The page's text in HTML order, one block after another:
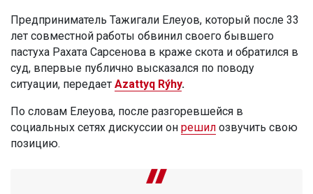
Предприниматель Тажигали Елеуов, который после 33
лет совместной работы обвинил своего бывшего
пастуха Рахата Сарсенова в краже скота и обратился в
суд, впервые публично высказался по поводу
ситуации, передает Azattyq Rýhy.
По словам Елеуова, после разгоревшейся в
социальных сетях дискуссии он решил озвучить свою
позицию.